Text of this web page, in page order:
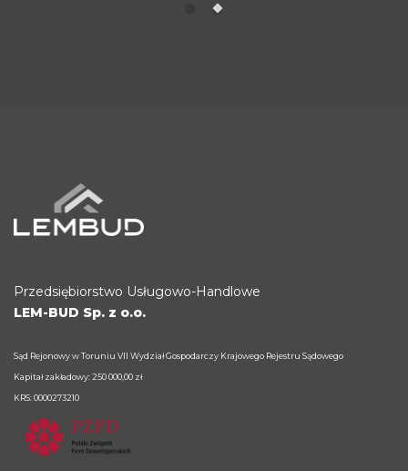
Przedsiębiorstwo Usługowo-Handlowe
LEM-BUD Sp. z o.o.
Sąd Rejonowy w Toruniu VII Wydział Gospodarczy Krajowego Rejestru Sądowego
Kapitał zakładowy: 250 000,00 zł
KRS: 0000273210